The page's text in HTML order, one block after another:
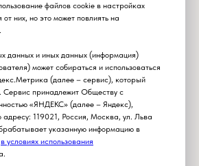
файлов cookie в настройках
них, но это может повлиять на
данных и иных данных (информация)
может собираться и использоваться
(далее – сервис), который
Сервис принадлежит Обществу с
«ЯНДЕКС» (далее – Яндекс),
адресу: 119021, Россия, Москва, ул. Льва
указанную информацию в
в условиях использования